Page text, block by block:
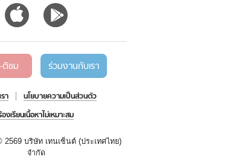
ติชม ร่วมงานกับเรา
า
นโยบายความเป็นส่วนตัว
องเรียนเนื้อหาไม่เหมาะสม
2569 บริษัท เทนเซ็นต์ (ประเทศไทย)
จำกัด